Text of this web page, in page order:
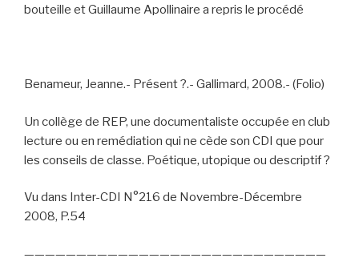
bouteille et Guillaume Apollinaire a repris le procédé
Benameur, Jeanne.- Présent ?.- Gallimard, 2008.- (Folio)
Un collège de REP, une documentaliste occupée en club
lecture ou en remédiation qui ne cède son CDI que pour
les conseils de classe. Poétique, utopique ou descriptif ?
Vu dans Inter-CDI N°216 de Novembre-Décembre
2008, P.54
—————————————————————————————